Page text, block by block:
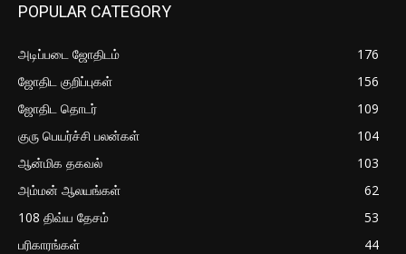
POPULAR CATEGORY
அடிப்படை ஜோதிடம்
176
ஜோதிட குறிப்புகள்
156
ஜோதிட தொடர்
109
குரு பெயர்ச்சி பலன்கள்
104
ஆன்மிக தகவல்
103
அம்மன் ஆலயங்கள்
62
108 திவ்ய தேசம்
53
பரிகாரங்கள்
44